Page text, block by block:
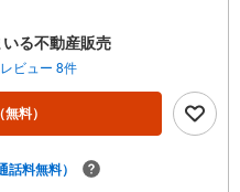
エリア・知多エリアを中心に
多数の物件を取り扱っており
とめてご案内できます。セン
トワークにより、当社のみで
また、当社ではお家の売却やリ
です！「今の家はいくらで売れ
外でも気になることがあればお
る不動産販売
ビュー 8件
（無料）
話料無料）